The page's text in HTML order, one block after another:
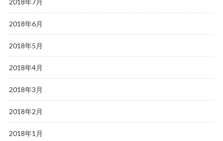
2018年7月
2018年6月
2018年5月
2018年4月
2018年3月
2018年2月
2018年1月